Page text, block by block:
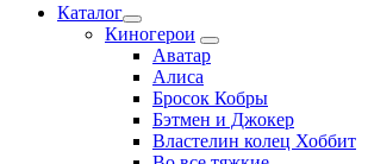
Каталог
Киногерои
Аватар
Алиса
Бросок Кобры
Бэтмен и Джокер
Властелин колец Хоббит